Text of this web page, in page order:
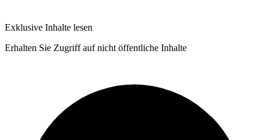
Exklusive Inhalte lesen
Erhalten Sie Zugriff auf nicht öffentliche Inhalte